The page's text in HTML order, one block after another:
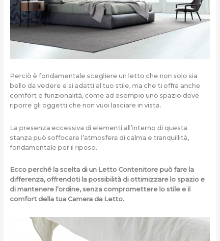
Perciò è fondamentale scegliere un letto che non solo sia
bello da vedere e si adatti al tuo stile, ma che ti offra anche
comfort e funzionalità, come ad esempio uno spazio dove
riporre gli oggetti che non vuoi lasciare in vista.
La presenza eccessiva di elementi all’interno di questa
stanza può soffocare l’atmosfera di calma e tranquillità,
fondamentale per il riposo.
Ecco perché la scelta di un Letto Contenitore può fare la
differenza, offrendoti la possibilità di ottimizzare lo spazio e
di mantenere l’ordine, senza compromettere lo stile e il
comfort della tua Camera da Letto.